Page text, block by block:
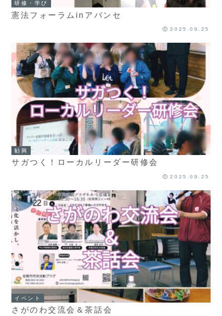
研修・学び
憲法フォーラムinアバンセ
2025.09.25
勧興
サガつく！ローカルリーダー研修会
2025.09.25
イベント
さがのわ交流会＆茶話会